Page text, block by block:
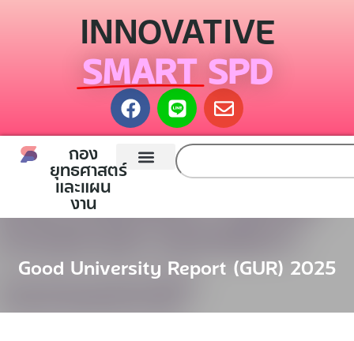
INNOVATIVE
SMART SPD
กอง
ยุทธศาสตร์
และแผน
งาน
Good University Report (GUR) 2025